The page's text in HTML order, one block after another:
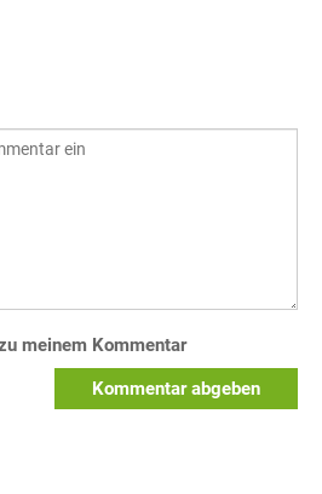
meinem Kommentar
Kommentar abgeben